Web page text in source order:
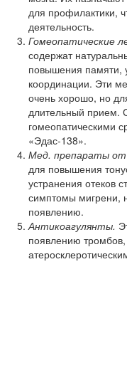
для профилактики,
деятельность.
Гомеопатические
содержат
повышения памяти,
координации. Эти
очень хорошо, но
длительный
гомеопатическими
«Эдас-138».
Мед. препараты от
для повышения
устранения отеков
симптомы мигрени,
появлению.
Антикоагулянты.
появлению тромбов,